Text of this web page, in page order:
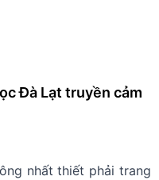
Đà Lạt truyền cảm
nhất thiết phải trang